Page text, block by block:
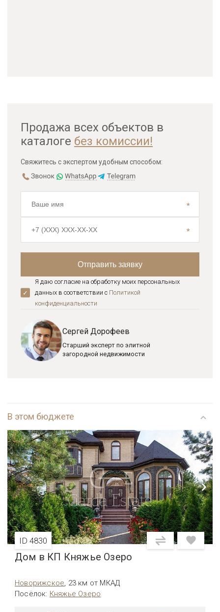
Продажа всех объектов в
каталоге без комиссии!
Свяжитесь с экспертом удобным способом:
Я даю согласие на обработку моих персональных
данных в соответствии с Политикой
конфиденциальноcти
Сергей Дорофеев
Старший эксперт по элитной
загородной недвижимости
В этом бюджете
ID 4830
Дом в КП Княжье Озеро
Новорижское, 23 км от МКАД
Посёлок: Княжье Озеро